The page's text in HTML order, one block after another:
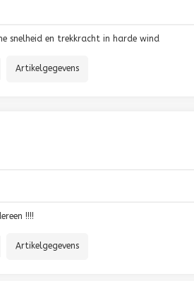
snelheid en trekkracht in harde wind
Artikelgegevens
!!!!
Artikelgegevens